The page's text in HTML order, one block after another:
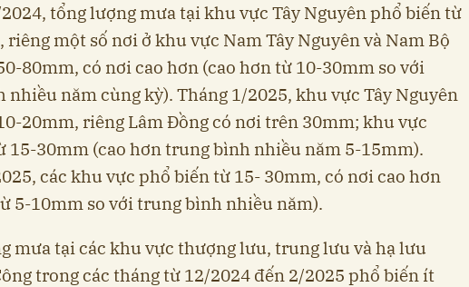
tổng lượng mưa tại khu vực Tây Nguyên phổ biến từ
riêng một số nơi ở khu vực Nam Tây Nguyên và Nam Bộ
80mm, có nơi cao hơn (cao hơn từ 10-30mm so với
nhiều năm cùng kỳ). Tháng 1/2025, khu vực Tây Nguyên
20mm, riêng Lâm Đồng có nơi trên 30mm; khu vực
15-30mm (cao hơn trung bình nhiều năm 5-15mm).
các khu vực phổ biến từ 15- 30mm, có nơi cao hơn
5-10mm so với trung bình nhiều năm).
mưa tại các khu vực thượng lưu, trung lưu và hạ lưu
trong các tháng từ 12/2024 đến 2/2025 phổ biến ít